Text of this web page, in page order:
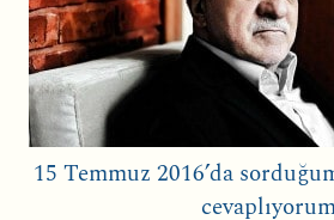
15 Temmuz 2016’da